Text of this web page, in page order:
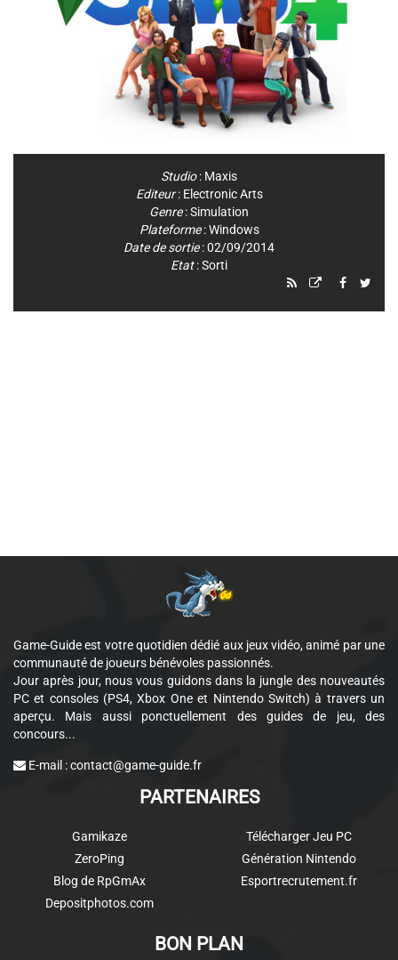
Studio: Maxis
Editeur: Electronic Arts
Genre:Simulation
Plateforme:Windows
Date de sortie: 02/09/2014
Etat: Sorti
Game-Guide est votre quotidien dédié aux jeux vidéo, animé par une
communauté de joueurs bénévoles passionnés.
Jour après jour, nous vous guidons dans la jungle des nouveautés
PC et consoles (PS4, Xbox One et Nintendo Switch) à travers un
aperçu. Mais aussi ponctuellement des guides de jeu, des
concours...
E-mail :contact@game-guide.fr
PARTENAIRES
Gamikaze
ZeroPing
Blog de RpGmAx
Depositphotos.com
Télécharger Jeu PC
Génération Nintendo
Esportrecrutement.fr
BON PLAN